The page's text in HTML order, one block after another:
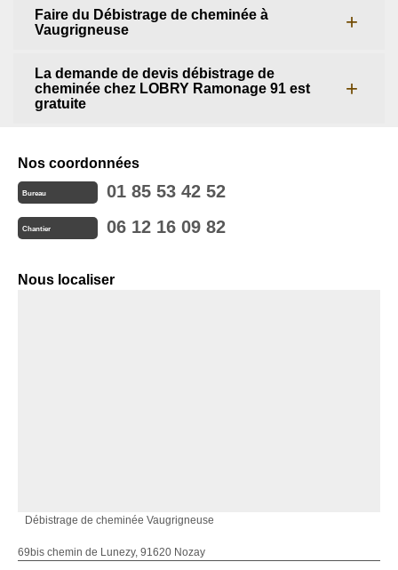
Faire du Débistrage de cheminée à
Vaugrigneuse
La demande de devis débistrage de
cheminée chez LOBRY Ramonage 91 est
gratuite
Nos coordonnées
Bureau 01 85 53 42 52
Chantier 06 12 16 09 82
Nous localiser
Débistrage de cheminée Vaugrigneuse
69bis chemin de Lunezy, 91620 Nozay